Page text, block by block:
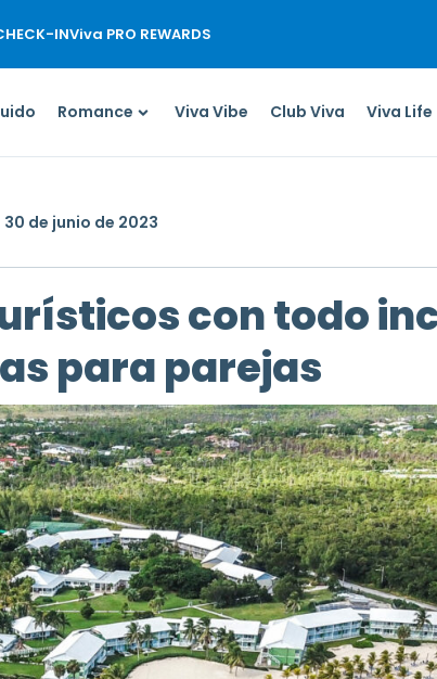
INViva PRO REWARDS
Romance Viva Vibe Club Viva Viva Life
30 de junio de 2023
con todo
para parejas